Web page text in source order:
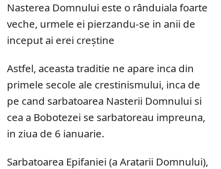
Nasterea Domnului este o rânduiala foarte
veche, urmele ei pierzandu-se in anii de
inceput ai erei creștine
Astfel, aceasta traditie ne apare inca din
primele secole ale crestinismului, inca de
pe cand sarbatoarea Nasterii Domnului si
cea a Bobotezei se sarbatoreau impreuna,
in ziua de 6 ianuarie.
Sarbatoarea Epifaniei (a Aratarii Domnului),